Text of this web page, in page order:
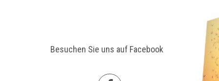
Besuchen Sie uns auf Facebook